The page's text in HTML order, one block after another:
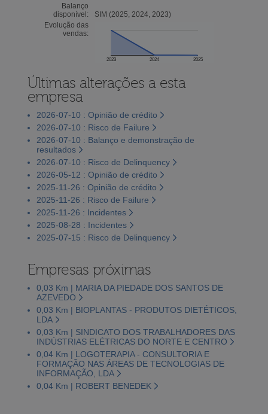
Balanço
disponível:
SIM (2025, 2024, 2023)
Evolução das
vendas:
2023 2024 2025
Últimas alterações a esta
empresa
2026-07-10 : Opinião de crédito
2026-07-10 : Risco de Failure
2026-07-10 : Balanço e demonstração de
resultados
2026-07-10 : Risco de Delinquency
2026-05-12 : Opinião de crédito
2025-11-26 : Opinião de crédito
2025-11-26 : Risco de Failure
2025-11-26 : Incidentes
2025-08-28 : Incidentes
2025-07-15 : Risco de Delinquency
Empresas próximas
0,03 Km | MARIA DA PIEDADE DOS SANTOS DE
AZEVEDO
0,03 Km | BIOPLANTAS - PRODUTOS DIETÉTICOS,
LDA
0,03 Km | SINDICATO DOS TRABALHADORES DAS
INDÚSTRIAS ELÉTRICAS DO NORTE E CENTRO
0,04 Km | LOGOTERAPIA - CONSULTORIA E
FORMAÇÃO NAS ÁREAS DE TECNOLOGIAS DE
INFORMAÇÃO, LDA
0,04 Km | ROBERT BENEDEK